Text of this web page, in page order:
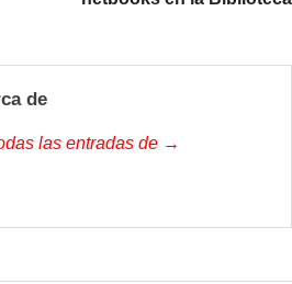
de
las entradas de →